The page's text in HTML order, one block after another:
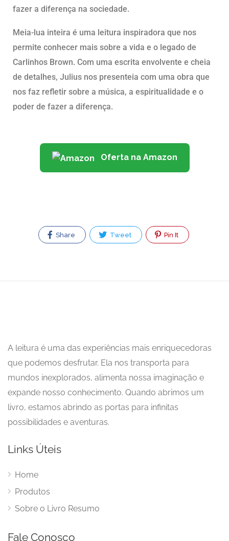
fazer a diferença na sociedade.
Meia-lua inteira é uma leitura inspiradora que nos
permite conhecer mais sobre a vida e o legado de
Carlinhos Brown. Com uma escrita envolvente e cheia
de detalhes, Julius nos presenteia com uma obra que
nos faz refletir sobre a música, a espiritualidade e o
poder de fazer a diferença.
Oferta na Amazon
Share Tweet Pin It
A leitura é uma das experiências mais enriquecedoras
que podemos desfrutar. Ela nos transporta para
mundos inexplorados, alimenta nossa imaginação e
expande nosso conhecimento. Quando abrimos um
livro, estamos abrindo as portas para infinitas
possibilidades e aventuras.
Links Úteis
Home
Produtos
Sobre o Livro Resumo
Fale Conosco